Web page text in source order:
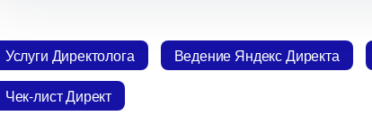
Услуги Директолога едение Яндекс Директа
Чек-лист Директ